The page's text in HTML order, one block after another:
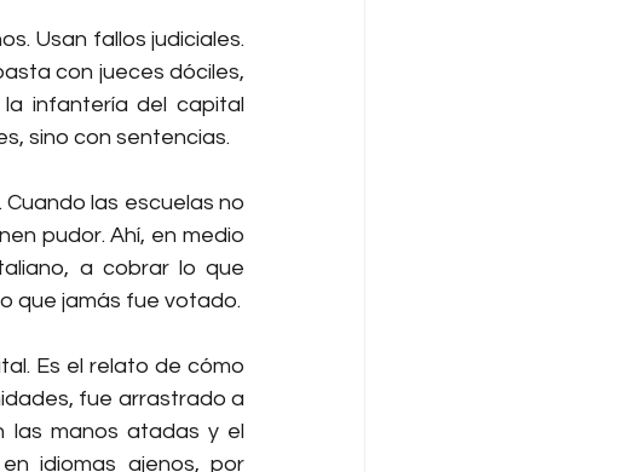
Usan fallos judiciales.
con jueces dóciles,
infantería del capital
sino con sentencias.
las escuelas no
pudor. Ahí, en medio
a cobrar lo que
que jamás fue votado.
Es el relato de cómo
fue arrastrado a
las manos atadas y el
idiomas ajenos, por